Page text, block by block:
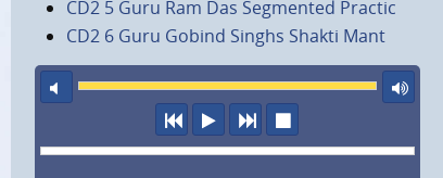
CD2 5 Guru Ram Das Segmented Practic
CD2 6 Guru Gobind Singhs Shakti Mant
son éteint
précédent
écoutersuivant